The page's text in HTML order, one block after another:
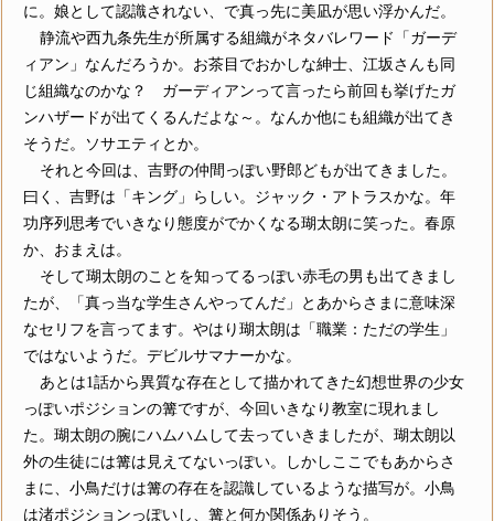
に。娘として認識されない、で真っ先に美凪が思い浮かんだ。
静流や西九条先生が所属する組織がネタバレワード「ガーデ
ィアン」なんだろうか。お茶目でおかしな紳士、江坂さんも同
じ組織なのかな？ ガーディアンって言ったら前回も挙げたガ
ンハザードが出てくるんだよな～。なんか他にも組織が出てき
そうだ。ソサエティとか。
それと今回は、吉野の仲間っぽい野郎どもが出てきました。
曰く、吉野は「キング」らしい。ジャック・アトラスかな。年
功序列思考でいきなり態度がでかくなる瑚太朗に笑った。春原
か、おまえは。
そして瑚太朗のことを知ってるっぽい赤毛の男も出てきまし
たが、「真っ当な学生さんやってんだ」とあからさまに意味深
なセリフを言ってます。やはり瑚太朗は「職業：ただの学生」
ではないようだ。デビルサマナーかな。
あとは1話から異質な存在として描かれてきた幻想世界の少女
っぽいポジションの篝ですが、今回いきなり教室に現れまし
た。瑚太朗の腕にハムハムして去っていきましたが、瑚太朗以
外の生徒には篝は見えてないっぽい。しかしここでもあからさ
まに、小鳥だけは篝の存在を認識しているような描写が。小鳥
は渚ポジションっぽいし、篝と何か関係ありそう。